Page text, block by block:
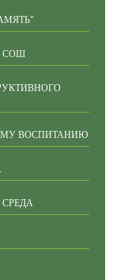
СОШ
ВОСПИТАНИЮ
СРЕДА